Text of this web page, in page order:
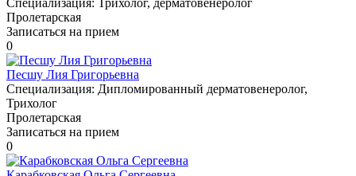
Пролетарская
Записаться на прием
0
Песшу Лия Григорьевна
Специализация: Дипломированный дерматовенеролог,
Трихолог
Пролетарская
Записаться на прием
0